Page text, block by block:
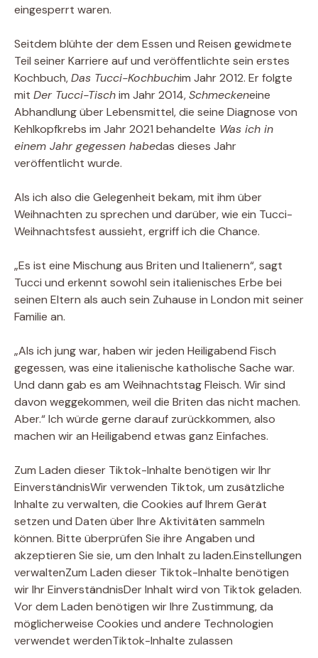
eingesperrt waren.
Seitdem blühte der dem Essen und Reisen gewidmete
Teil seiner Karriere auf und veröffentlichte sein erstes
Kochbuch,Das Tucci-Kochbuchim Jahr 2012. Er folgte
mit Der Tucci-Tischim Jahr 2014,Schmeckeneine
Abhandlung über Lebensmittel, die seine Diagnose von
Kehlkopfkrebs im Jahr 2021 behandelte Was ich in
einem Jahr gegessen habedas dieses Jahr
veröffentlicht wurde.
Als ich also die Gelegenheit bekam, mit ihm über
Weihnachten zu sprechen und darüber, wie ein Tucci-
Weihnachtsfest aussieht, ergriff ich die Chance.
„Es ist eine Mischung aus Briten und Italienern“, sagt
Tucci und erkennt sowohl sein italienisches Erbe bei
seinen Eltern als auch sein Zuhause in London mit seiner
Familie an.
„Als ich jung war, haben wir jeden Heiligabend Fisch
gegessen, was eine italienische katholische Sache war.
Und dann gab es am Weihnachtstag Fleisch. Wir sind
davon weggekommen, weil die Briten das nicht machen.
Aber.“ Ich würde gerne darauf zurückkommen, also
machen wir an Heiligabend etwas ganz Einfaches.
Zum Laden dieser Tiktok-Inhalte benötigen wir Ihr
EinverständnisWir verwenden Tiktok, um zusätzliche
Inhalte zu verwalten, die Cookies auf Ihrem Gerät
setzen und Daten über Ihre Aktivitäten sammeln
können. Bitte überprüfen Sie ihre Angaben und
akzeptieren Sie sie, um den Inhalt zu laden.Einstellungen
verwaltenZum Laden dieser Tiktok-Inhalte benötigen
wir Ihr EinverständnisDer Inhalt wird von Tiktok geladen.
Vor dem Laden benötigen wir Ihre Zustimmung, da
möglicherweise Cookies und andere Technologien
verwendet werdenTiktok-Inhalte zulassen